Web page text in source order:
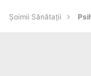
Şoimii Sănătații